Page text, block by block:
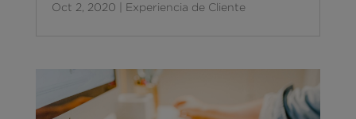
Oct 2, 2020 Experiencia de Cliente